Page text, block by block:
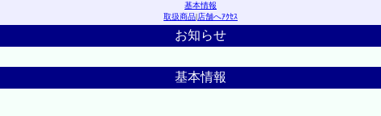
基本情報
取扱商品|店舗へｱｸｾｽ
お知らせ
基本情報